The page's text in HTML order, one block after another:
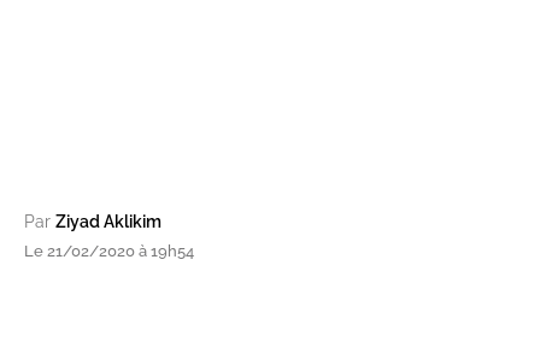
Par Ziyad Aklikim
Le 21/02/2020 à 19h54